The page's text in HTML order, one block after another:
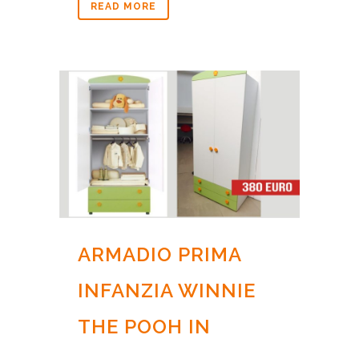
READ MORE
ARMADIO PRIMA
INFANZIA WINNIE
THE POOH IN